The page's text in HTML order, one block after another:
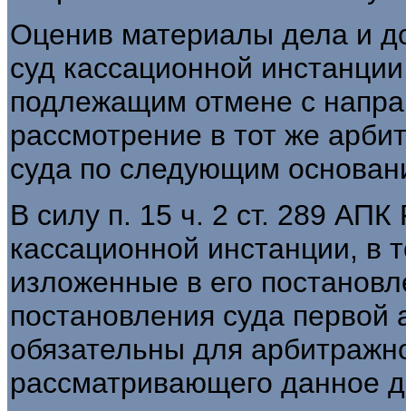
Оценив материалы дела и
суд кассационной
подлежащим отмене с
рассмотрение в тот же
суда по следующим
В силу п. 15 ч. 2 ст. 289 АПК
кассационной инстанции, в
изложенные в его
постановления суда
обязательны для
рассматривающего данное